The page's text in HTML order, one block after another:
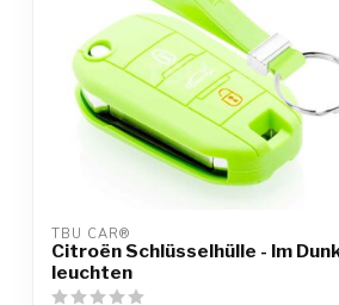
TBU CAR®
Citroën Schlüsselhülle - Im
leuchten